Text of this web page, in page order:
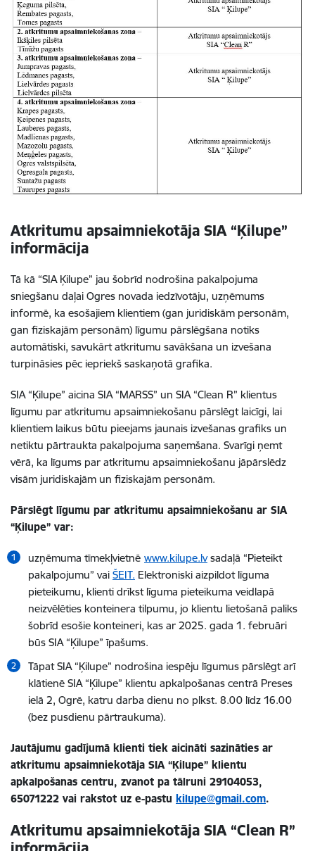
Atkritumu apsaimniekotāja SIA “Ķilupe”
informācija
Tā kā “SIA Ķilupe” jau šobrīd nodrošina pakalpojuma
sniegšanu daļai Ogres novada iedzīvotāju, uzņēmums
informē, ka esošajiem klientiem (gan juridiskām personām,
gan fiziskajām personām) līgumu pārslēgšana notiks
automātiski, savukārt atkritumu savākšana un izvešana
turpināsies pēc iepriekš saskaņotā grafika.
SIA “Ķilupe” aicina SIA “MARSS” un SIA “Clean R” klientus
līgumu par atkritumu apsaimniekošanu pārslēgt laicīgi, lai
klientiem laikus būtu pieejams jaunais izvešanas grafiks un
netiktu pārtraukta pakalpojuma saņemšana. Svarīgi ņemt
vērā, ka līgums par atkritumu apsaimniekošanu jāpārslēdz
visām juridiskajām un fiziskajām personām.
Pārslēgt līgumu par atkritumu apsaimniekošanu ar SIA
“Ķilupe” var:
uzņēmuma tīmekļvietnē www.kilupe.lvsadaļā “Pieteikt
pakalpojumu” vai ŠEIT. Elektroniski aizpildot līguma
pieteikumu, klienti drīkst līguma pieteikuma veidlapā
neizvēlēties konteinera tilpumu, jo klientu lietošanā paliks
šobrīd esošie konteineri, kas ar 2025. gada 1. februāri
būs SIA “Ķilupe” īpašums.
Tāpat SIA “Ķilupe” nodrošina iespēju līgumus pārslēgt arī
klātienē SIA “Ķilupe” klientu apkalpošanas centrā Preses
ielā 2, Ogrē, katru darba dienu no plkst. 8.00 līdz 16.00
(bez pusdienu pārtraukuma).
Jautājumu gadījumā klienti tiek aicināti sazināties ar
atkritumu apsaimniekotāja SIA “Ķilupe” klientu
apkalpošanas centru, zvanot pa tālruni 29104053,
65071222 vai rakstot uz e-pastu kilupe@gmail.com.
Atkritumu apsaimniekotāja SIA “Clean R”